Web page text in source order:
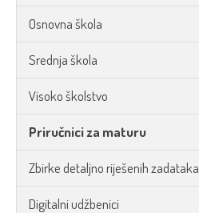
Osnovna škola
Srednja škola
Visoko školstvo
Priručnici za maturu
Zbirke detaljno riješenih zadataka
Digitalni udžbenici